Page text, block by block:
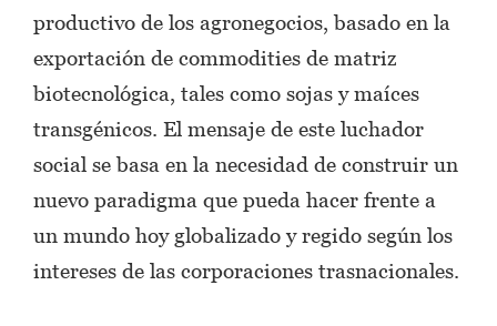
productivo de los agronegocios, basado en la
exportación de commodities de matriz
biotecnológica, tales como sojas y maíces
transgénicos. El mensaje de este luchador
social se basa en la necesidad de construir un
nuevo paradigma que pueda hacer frente a
un mundo hoy globalizado y regido según los
intereses de las corporaciones trasnacionales.